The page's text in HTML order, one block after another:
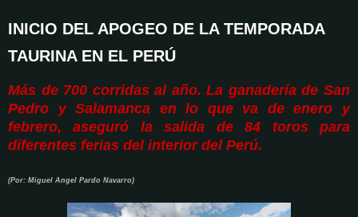
INICIO DEL APOGEO DE LA TEMPORADA
TAURINA EN EL PERÚ
Más de 700 corridas al año. La ganadería de San
Pedro y Salamanca en lo que va de enero y
febrero, aseguró la salida de 84 toros para
diferentes ferias del interior del Perú.
(Por: Miguel Angel Pardo Navarro)